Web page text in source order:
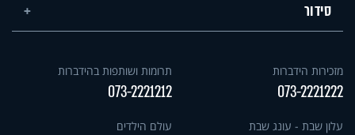
סידור
מזכירות הידברות
073-2221222
תרומות ושותפות בהידברות
073-2221212
עלון שבת - עונג שבת עולם הילדים